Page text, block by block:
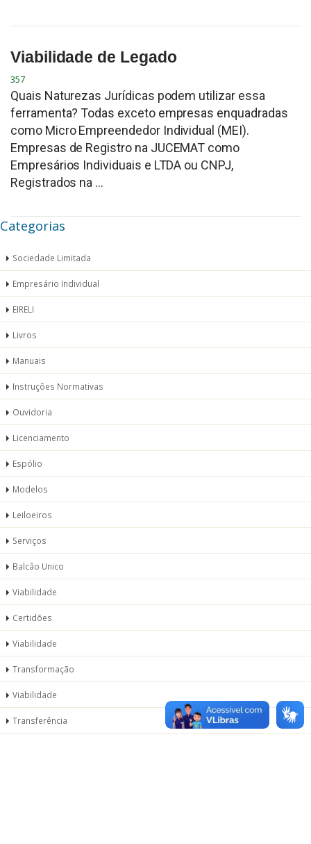
Viabilidade de Legado
357
Quais Naturezas Jurídicas podem utilizar essa
ferramenta? Todas exceto empresas enquadradas
como Micro Empreendedor Individual (MEI).
Empresas de Registro na JUCEMAT como
Empresários Individuais e LTDA ou CNPJ,
Registrados na ...
Categorias
Sociedade Limitada
Empresário Individual
EIRELI
Livros
Manuais
Instruções Normativas
Ouvidoria
Licenciamento
Espólio
Modelos
Leiloeiros
Serviços
Balcâo Unico
Viabilidade
Certidões
Viabilidade
Transformação
Viabilidade
Transferência